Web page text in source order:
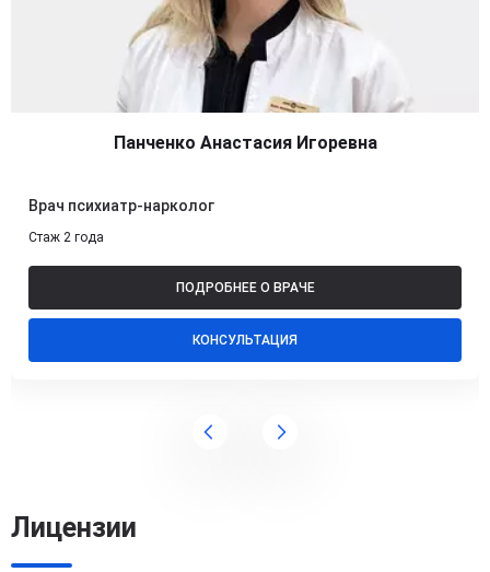
Панченко Анастасия Игоревна
Врач психиатр-нарколог
Стаж 2 года
ПОДРОБНЕЕ О ВРАЧЕ
КОНСУЛЬТАЦИЯ
Лицензии